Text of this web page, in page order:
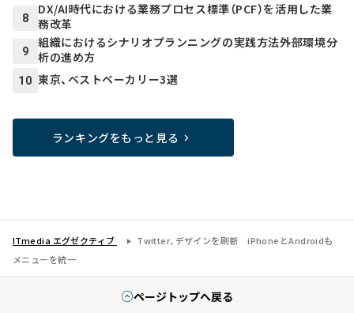
8
DX/AI時代における業務プロセス標準（PCF）を活用した業
務改革
9
組織におけるシナリオプランニングの実践方法――外部環境分
析の進め方
10 東京、ベストベーカリー3選
ランキングをもっと見る
ITmedia エグゼクティブ
Twitter、デザインを刷新 iPhoneとAndroidも
メニューを統一
ページトップへ戻る